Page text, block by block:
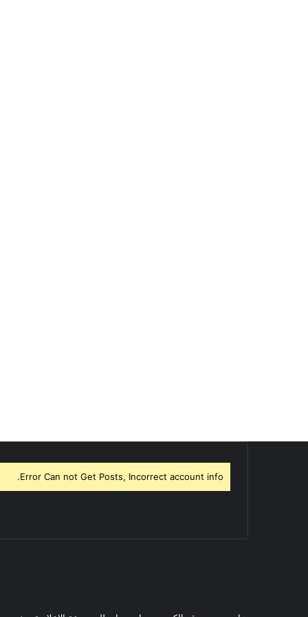
Error Can not Get Posts, Incorrect account info.